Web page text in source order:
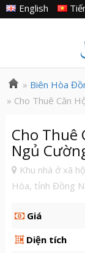
English
» Biên Hòa
» Cho Thuê Căn
Cho Thuê
Ngủ
Khu nhà ở xã
Hòa, tỉnh Đồng
Giá
Diện tích